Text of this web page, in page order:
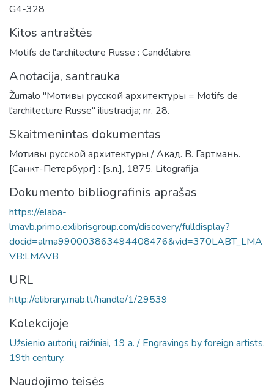
G4-328
Kitos antraštės
Motifs de l'architecture Russe : Candélabre.
Anotacija, santrauka
Žurnalo "Мотивы русской архитектуры = Motifs de
l'architecture Russe" iliustracija; nr. 28.
Skaitmenintas dokumentas
Мотивы русской архитектуры / Акад. В. Гартмань.
[Санкт-Петербург] : [s.n.], 1875. Litografija.
Dokumento bibliografinis aprašas
https://elaba-
lmavb.primo.exlibrisgroup.com/discovery/fulldisplay?
docid=alma990003863494408476&vid=370LABT_LMA
VB:LMAVB
URL
http://elibrary.mab.lt/handle/1/29539
Kolekcijoje
Užsienio autorių raižiniai, 19 a. / Engravings by foreign artists,
19th century.
Naudojimo teisės